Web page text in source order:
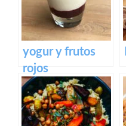
yogur y frutos
rojos